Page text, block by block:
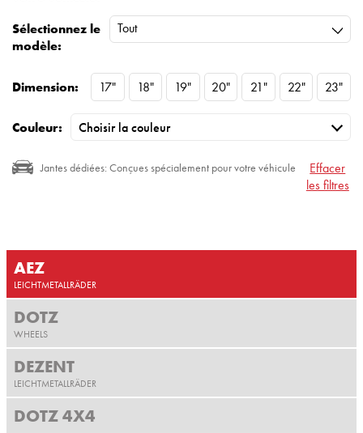
Sélectionnez le
modèle:
Tout
Dimension: 17" 18" 19" 20" 21" 22" 23"
Couleur:
Jantes dédiées: Conçues spécialement pour votre véhicule
Effacer
les filtres
AEZ
LEICHTMETALLRÄDER
DOTZ
WHEELS
DEZENT
LEICHTMETALLRÄDER
DOTZ 4X4